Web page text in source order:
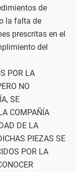
de
la falta de
prescritas en el
del
POR LA
NO
SE
COMPAÑÍA
DE LA
PIEZAS SE
POR LA